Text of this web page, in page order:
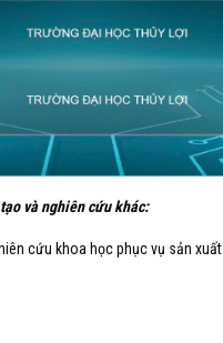
và nghiên cứu khác:
cứu khoa học phục vụ sản xuất